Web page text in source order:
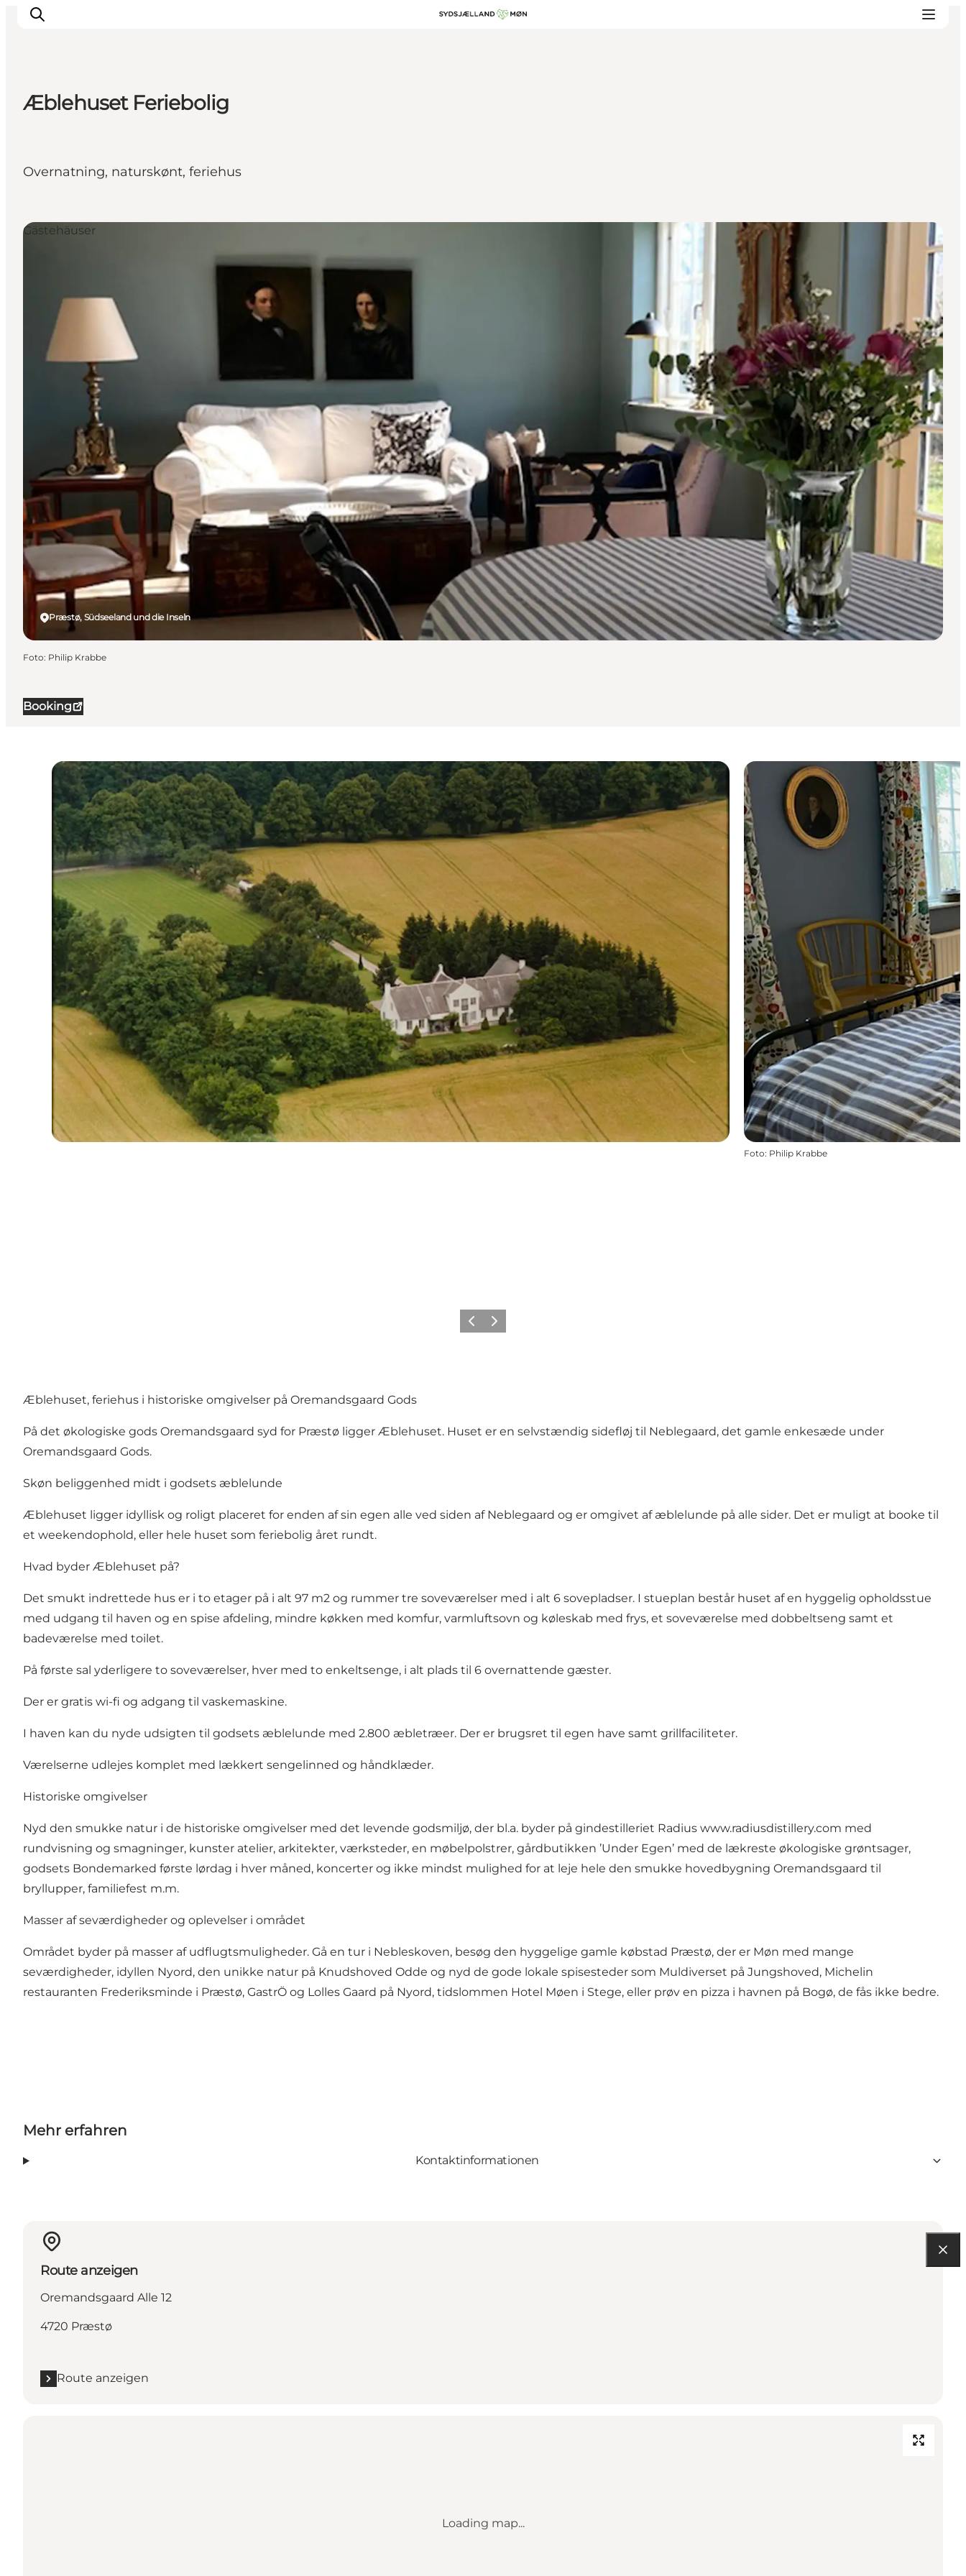
Events
Reise planen
Æblehuset Feriebolig
Overnatning, naturskønt, feriehus
Booking
Præstø, Südseeland und die Inseln
Gästehäuser
Foto: Philip Krabbe
Foto: Philip Krabbe
ZurückWeiter
Æblehuset, feriehus i historiske omgivelser på Oremandsgaard Gods
På det økologiske gods Oremandsgaard syd for Præstø ligger Æblehuset. Huset er en selvstændig sidefløj til Neblegaard, det gamle enkesæde under
Oremandsgaard Gods.
Skøn beliggenhed midt i godsets æblelunde
Æblehuset ligger idyllisk og roligt placeret for enden af sin egen alle ved siden af Neblegaard og er omgivet af æblelunde på alle sider. Det er muligt at booke til
et weekendophold, eller hele huset som feriebolig året rundt.
Hvad byder Æblehuset på?
Det smukt indrettede hus er i to etager på i alt 97 m2 og rummer tre soveværelser med i alt 6 sovepladser. I stueplan består huset af en hyggelig opholdsstue
med udgang til haven og en spise afdeling, mindre køkken med komfur, varmluftsovn og køleskab med frys, et soveværelse med dobbeltseng samt et
badeværelse med toilet.
På første sal yderligere to soveværelser, hver med to enkeltsenge, i alt plads til 6 overnattende gæster.
Der er gratis wi-fi og adgang til vaskemaskine.
I haven kan du nyde udsigten til godsets æblelunde med 2.800 æbletræer. Der er brugsret til egen have samt grillfaciliteter.
Værelserne udlejes komplet med lækkert sengelinned og håndklæder.
Historiske omgivelser
Nyd den smukke natur i de historiske omgivelser med det levende godsmiljø, der bl.a. byder på gindestilleriet Radius www.radiusdistillery.com med
rundvisning og smagninger, kunster atelier, arkitekter, værksteder, en møbelpolstrer, gårdbutikken ’Under Egen’ med de lækreste økologiske grøntsager,
godsets Bondemarked første lørdag i hver måned, koncerter og ikke mindst mulighed for at leje hele den smukke hovedbygning Oremandsgaard til
bryllupper, familiefest m.m.
Masser af seværdigheder og oplevelser i området
Området byder på masser af udflugtsmuligheder. Gå en tur i Nebleskoven, besøg den hyggelige gamle købstad Præstø, der er Møn med mange
seværdigheder, idyllen Nyord, den unikke natur på Knudshoved Odde og nyd de gode lokale spisesteder som Muldiverset på Jungshoved, Michelin
restauranten Frederiksminde i Præstø, GastrÖ og Lolles Gaard på Nyord, tidslommen Hotel Møen i Stege, eller prøv en pizza i havnen på Bogø, de fås ikke bedre.
Mehr erfahren
Kontaktinformationen
Route anzeigen
Oremandsgaard Alle 12
4720 Præstø
Route anzeigen
Loading map...